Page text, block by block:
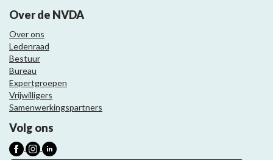
Over de NVDA
Over ons
Ledenraad
Bestuur
Bureau
Expertgroepen
Vrijwilligers
Samenwerkingspartners
Volg ons